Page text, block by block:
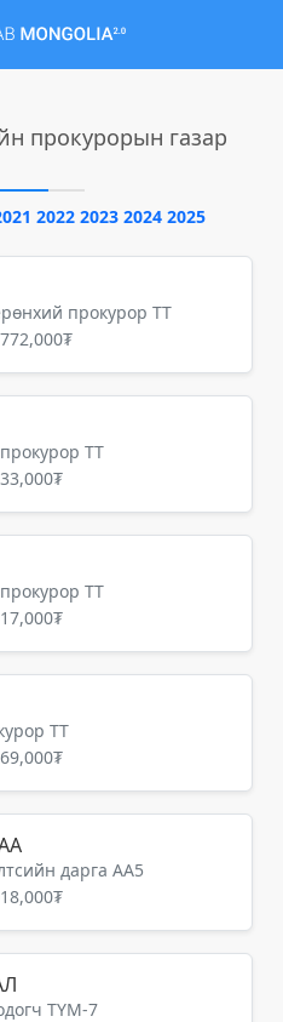
прокурорын газар
2022 2023 2024 2025
прокурор ТТ
ТТ
ТТ
ТТ
дарга АА5
ТҮМ-7